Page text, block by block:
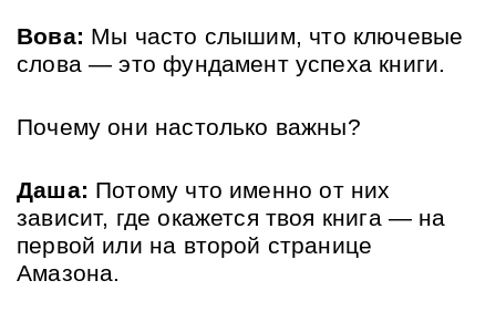
Вова: Мы часто слышим, что ключевые
слова — это фундамент успеха книги.
Почему они настолько важны?
Даша: Потому что именно от них
зависит, где окажется твоя книга — на
первой или на второй странице
Амазона.